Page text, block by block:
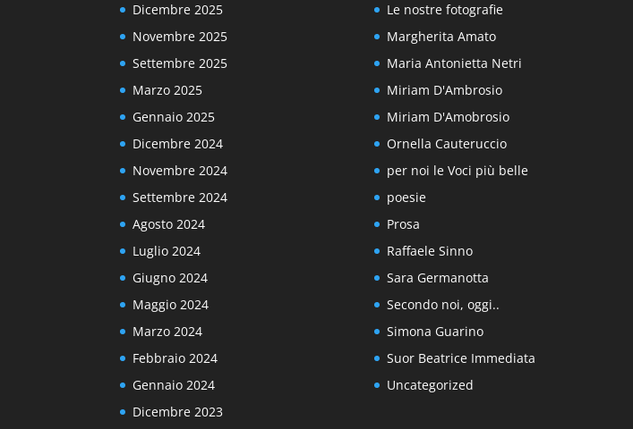
Dicembre 2025
Novembre 2025
Settembre 2025
Marzo 2025
Gennaio 2025
Dicembre 2024
Novembre 2024
Settembre 2024
Agosto 2024
Luglio 2024
Giugno 2024
Maggio 2024
Marzo 2024
Febbraio 2024
Gennaio 2024
Dicembre 2023
Le nostre fotografie
Margherita Amato
Maria Antonietta Netri
Miriam D'Ambrosio
Miriam D'Amobrosio
Ornella Cauteruccio
per noi le Voci più belle
poesie
Prosa
Raffaele Sinno
Sara Germanotta
Secondo noi, oggi..
Simona Guarino
Suor Beatrice Immediata
Uncategorized